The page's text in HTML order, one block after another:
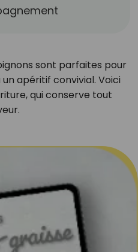
sont parfaites pour
apéritif convivial. Voici
qui conserve tout